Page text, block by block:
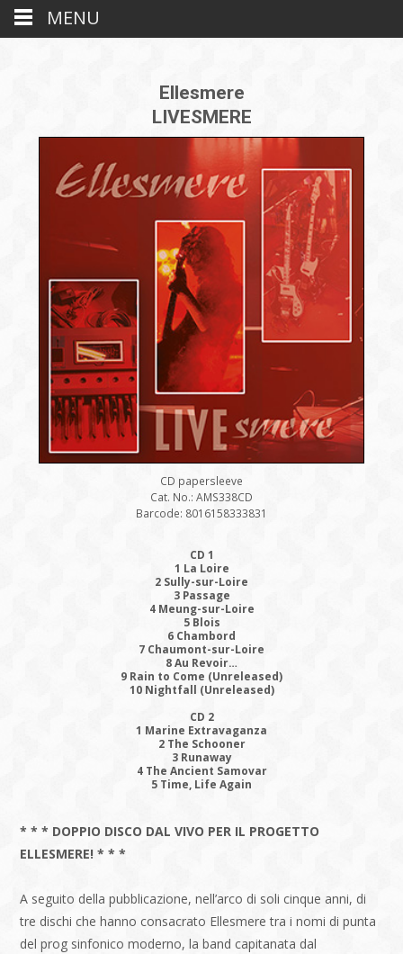
Ellesmere
LIVESMERE
CD papersleeve
Cat. No.: AMS338CD
Barcode: 8016158333831
CD 1
1 La Loire
2 Sully-sur-Loire
3 Passage
4 Meung-sur-Loire
5 Blois
6 Chambord
7 Chaumont-sur-Loire
8 Au Revoir…
9 Rain to Come (Unreleased)
10 Nightfall (Unreleased)
CD 2
1 Marine Extravaganza
2 The Schooner
3 Runaway
4 The Ancient Samovar
5 Time, Life Again
* * * DOPPIO DISCO DAL VIVO PER IL PROGETTO
ELLESMERE! * * *
A seguito della pubblicazione, nell’arco di soli cinque anni, di
tre dischi che hanno consacrato Ellesmere tra i nomi di punta
del prog sinfonico moderno, la band capitanata dal
MENU